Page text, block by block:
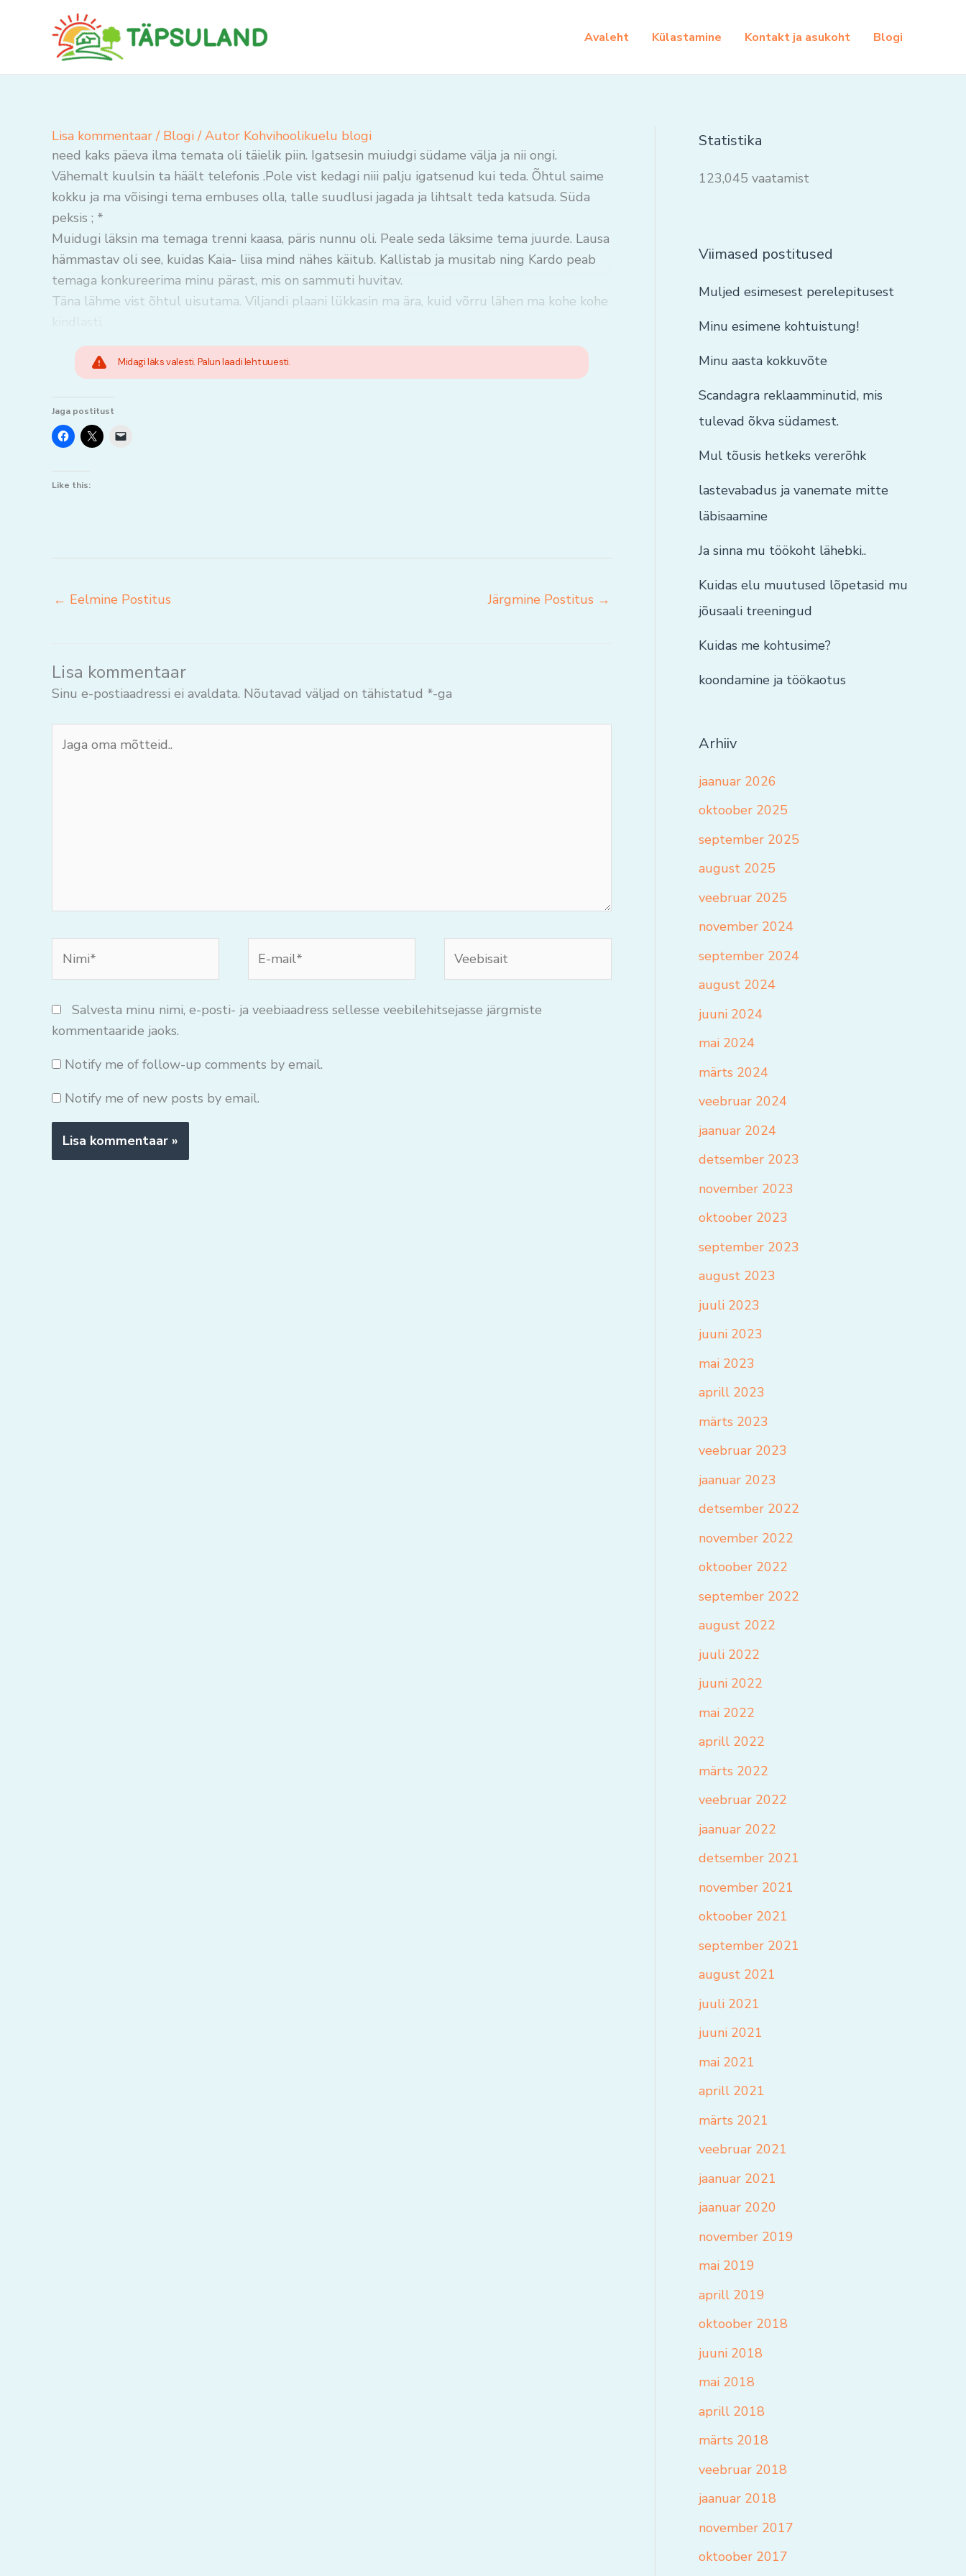
Avaleht Külastamine Kontakt ja asukoht Blogi
Lisa kommentaar / Blogi/ Autor Kohvihoolikuelu blogi
need kaks päeva ilma temata oli täielik piin. Igatsesin muiudgi südame välja ja nii ongi.
Vähemalt kuulsin ta häält telefonis .Pole vist kedagi niii palju igatsenud kui teda. Õhtul saime
kokku ja ma võisingi tema embuses olla, talle suudlusi jagada ja lihtsalt teda katsuda. Süda
peksis ; *
Muidugi läksin ma temaga trenni kaasa, päris nunnu oli. Peale seda läksime tema juurde. Lausa
hämmastav oli see, kuidas Kaia- liisa mind nähes käitub. Kallistab ja musitab ning Kardo peab
temaga konkureerima minu pärast, mis on sammuti huvitav.
Täna lähme vist õhtul uisutama. Viljandi plaani lükkasin ma ära, kuid võrru lähen ma kohe kohe
Midagi läks valesti. Palun laadi leht uuesti.
Jaga postitust
Like this:
← Eelmine Postitus Järgmine Postitus →
Lisa kommentaar
Sinu e-postiaadressi ei avaldata. Nõutavad väljad on tähistatud *-ga
oma
mail*
Salvesta minu nimi, e-posti- ja veebiaadress sellesse veebilehitsejasse järgmiste
kommentaaride jaoks.
Notify me of follow-up comments by email.
Notify me of new posts by email.
Statistika
123,045 vaatamist
Viimased postitused
Muljed esimesest perelepitusest
Minu esimene kohtuistung!
Minu aasta kokkuvõte
Scandagra reklaamminutid, mis
tulevad õkva südamest.
Mul tõusis hetkeks vererõhk
lastevabadus ja vanemate mitte
läbisaamine
Ja sinna mu töökoht lähebki..
Kuidas elu muutused lõpetasid mu
jõusaali treeningud
Kuidas me kohtusime?
koondamine ja töökaotus
Arhiiv
jaanuar 2026
oktoober 2025
september 2025
august 2025
veebruar 2025
november 2024
september 2024
august 2024
juuni 2024
mai 2024
märts 2024
veebruar 2024
jaanuar 2024
detsember 2023
november 2023
oktoober 2023
september 2023
august 2023
juuli 2023
juuni 2023
mai 2023
aprill 2023
märts 2023
veebruar 2023
jaanuar 2023
detsember 2022
november 2022
oktoober 2022
september 2022
august 2022
juuli 2022
juuni 2022
mai 2022
aprill 2022
märts 2022
veebruar 2022
jaanuar 2022
detsember 2021
november 2021
oktoober 2021
september 2021
august 2021
juuli 2021
juuni 2021
mai 2021
aprill 2021
märts 2021
veebruar 2021
jaanuar 2021
jaanuar 2020
november 2019
mai 2019
aprill 2019
oktoober 2018
juuni 2018
mai 2018
aprill 2018
märts 2018
veebruar 2018
jaanuar 2018
november 2017
oktoober 2017